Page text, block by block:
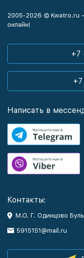
2005-2026 © Kwatro.ru
онлайн!
+7
Написать в
Контакты:
М.О. Г. Одинцово
5915151@mail.ru